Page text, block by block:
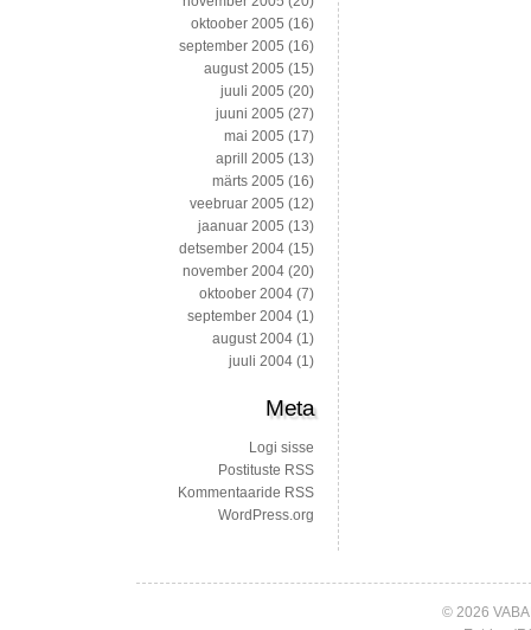
oktoober 2005 (16)
september 2005 (16)
august 2005 (15)
juuli 2005 (20)
juuni 2005 (27)
mai 2005 (17)
aprill 2005 (13)
märts 2005 (16)
veebruar 2005 (12)
jaanuar 2005 (13)
detsember 2004 (15)
november 2004 (20)
oktoober 2004 (7)
september 2004 (1)
august 2004 (1)
juuli 2004 (1)
Meta
Logi sisse
Postituste RSS
Kommentaaride RSS
WordPress.org
© 2026